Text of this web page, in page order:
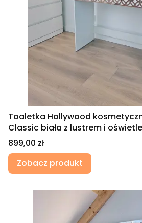
Toaletka Hollywood
Classic biała z lustrem i
Cena
899,00 zł
Zobacz produkt